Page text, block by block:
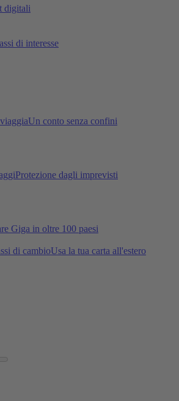
digitali
di interesse
Un conto senza confini
Protezione dagli imprevisti
Giga in oltre 100 paesi
di cambioUsa la tua carta all'estero